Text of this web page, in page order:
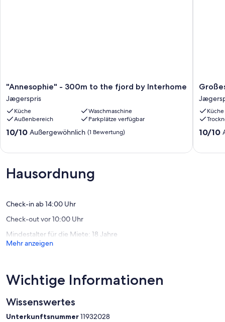
"Annesophie"
-
300m
to
the
fjord
"Annesophie" - 300m to the fjord by Interhome
Jægerspris
Küche
Waschmaschine
Außenbereich
Parkplätze verfügbar
10.0
(1
Bewertung)
10/10 Außergewöhnlich (1 Bewertung)
Großes
nahe
Strand
und
Natur
Küche
10.0
10/10
Hausordnung
Check-in ab 14:00 Uhr
Check-out vor 10:00 Uhr
Mindestalter für die Miete: 18 Jahre
Mehr anzeigen
Wichtige Informationen
Wissenswertes
Unterkunftsnummer11932028